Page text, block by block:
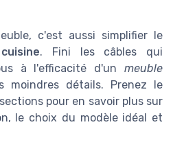
c'est aussi simplifier le
. Fini les câbles qui
à l'efficacité d'un meuble
moindres détails. Prenez le
pour en savoir plus sur
le choix du modèle idéal et